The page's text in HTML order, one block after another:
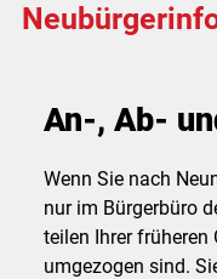
An-, Ab-
Wenn Sie nach
nur im Bürgerbüro
teilen Ihrer früheren
umgezogen sind.